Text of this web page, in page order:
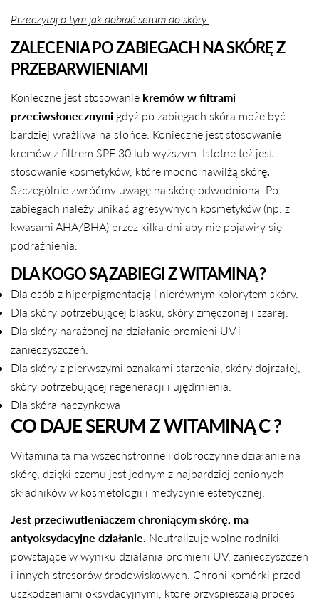
Przeczytaj o tym jak dobrać serum do skóry.
ZALECENIA PO ZABIEGACH NA SKÓRĘ Z
PRZEBARWIENIAMI
Konieczne jest stosowanie kremów w filtrami
przeciwsłonecznymi gdyż po zabiegach skóra może być
bardziej wrażliwa na słońce. Konieczne jest stosowanie
kremów z filtrem SPF 30 lub wyższym. Istotne też jest
stosowanie kosmetyków, które mocno nawilżą skórę.
Szczególnie zwróćmy uwagę na skórę odwodnioną. Po
zabiegach należy unikać agresywnych kosmetyków (np. z
kwasami AHA/BHA) przez kilka dni aby nie pojawiły się
podrażnienia.
DLA KOGO SĄ ZABIEGI Z WITAMINĄ ?
Dla osób z hiperpigmentacją i nierównym kolorytem skóry.
Dla skóry potrzebującej blasku, skóry zmęczonej i szarej.
Dla skóry narażonej na działanie promieni UV i
zanieczyszczeń.
Dla skóry z pierwszymi oznakami starzenia, skóry dojrzałej,
skóry potrzebującej regeneracji i ujędrnienia.
Dla skóra naczynkowa
CO DAJE SERUM Z WITAMINĄ C ?
Witamina ta ma wszechstronne i dobroczynne działanie na
skórę, dzięki czemu jest jednym z najbardziej cenionych
składników w kosmetologii i medycynie estetycznej.
Jest przeciwutleniaczem chroniącym skórę, ma
antyoksydacyjne działanie. Neutralizuje wolne rodniki
powstające w wyniku działania promieni UV, zanieczyszczeń
i innych stresorów środowiskowych. Chroni komórki przed
uszkodzeniami oksydacyjnymi, które przyspieszają proces